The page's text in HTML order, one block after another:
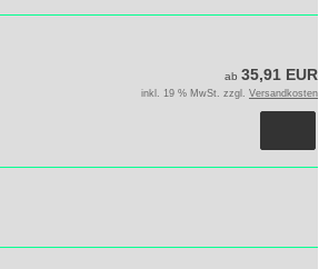
ab 35,91 EUR
inkl. 19 % MwSt. zzgl. Versandkosten